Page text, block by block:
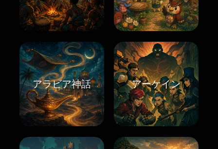
アラビア神話 アーケイン